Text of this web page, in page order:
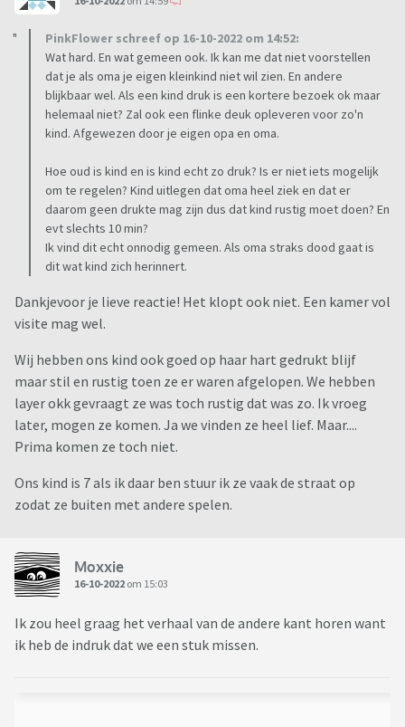
PinkFlower schreef op 16-10-2022 om 14:52:
Wat hard. En wat gemeen ook. Ik kan me dat niet voorstellen
dat je als oma je eigen kleinkind niet wil zien. En andere
blijkbaar wel. Als een kind druk is een kortere bezoek ok maar
helemaal niet? Zal ook een flinke deuk opleveren voor zo'n
kind. Afgewezen door je eigen opa en oma.
Hoe oud is kind en is kind echt zo druk? Is er niet iets mogelijk
om te regelen? Kind uitlegen dat oma heel ziek en dat er
daarom geen drukte mag zijn dus dat kind rustig moet doen? En
evt slechts 10 min?
Ik vind dit echt onnodig gemeen. Als oma straks dood gaat is
dit wat kind zich herinnert.
Dankjevoor je lieve reactie! Het klopt ook niet. Een kamer vol
visite mag wel.
Wij hebben ons kind ook goed op haar hart gedrukt blijf
maar stil en rustig toen ze er waren afgelopen. We hebben
layer okk gevraagt ze was toch rustig dat was zo. Ik vroeg
later, mogen ze komen. Ja we vinden ze heel lief. Maar....
Prima komen ze toch niet.
Ons kind is 7 als ik daar ben stuur ik ze vaak de straat op
zodat ze buiten met andere spelen.
Moxxie
16-10-2022 om 15:03
Ik zou heel graag het verhaal van de andere kant horen want
ik heb de indruk dat we een stuk missen.